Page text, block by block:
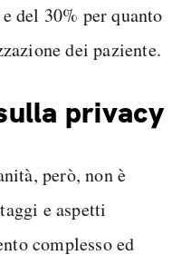
del 30% per quanto
dei paziente.
privacy
però, non è
e aspetti
complesso ed